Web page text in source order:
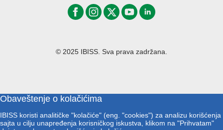
© 2025 IBISS. Sva prava zadržana.
Obaveštenje o kolačićima
IBISS koristi analitičke "kolačiće" (eng. "cookies") za analizu korišćenja
sajta u cilju unapređenja korisničkog iskustva, klikom na "Prihvatam"